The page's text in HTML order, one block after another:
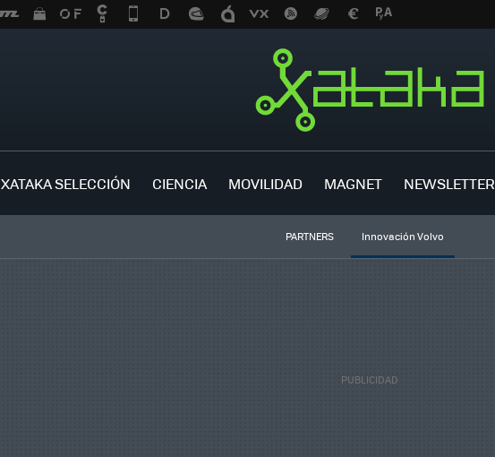
XATAKA SELECCIÓN CIENCIA MOVILIDAD MAGNET NEWSLETTER
PARTNERS Innovación Volvo